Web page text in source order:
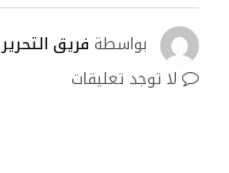
بواسطة فريق التحرير
لا توجد تعليقات